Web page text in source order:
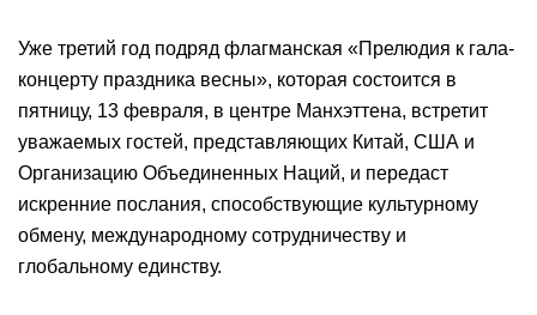
Уже третий год подряд флагманская «Прелюдия к гала-
концерту праздника весны», которая состоится в
пятницу, 13 февраля, в центре Манхэттена, встретит
уважаемых гостей, представляющих Китай, США и
Организацию Объединенных Наций, и передаст
искренние послания, способствующие культурному
обмену, международному сотрудничеству и
глобальному единству.